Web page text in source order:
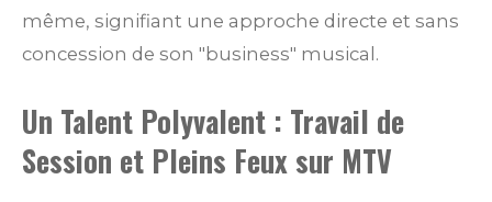
même, signifiant une approche directe et sans
concession de son "business" musical.
Un Talent Polyvalent : Travail de
Session et Pleins Feux sur MTV